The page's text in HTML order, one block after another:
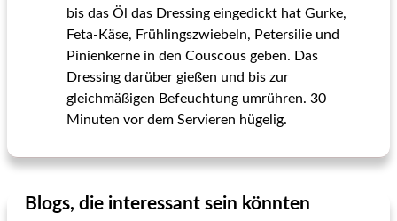
bis das Öl das Dressing eingedickt hat Gurke,
Feta-Käse, Frühlingszwiebeln, Petersilie und
Pinienkerne in den Couscous geben. Das
Dressing darüber gießen und bis zur
gleichmäßigen Befeuchtung umrühren. 30
Minuten vor dem Servieren hügelig.
Blogs, die interessant sein könnten